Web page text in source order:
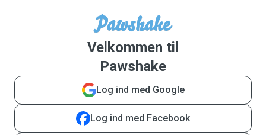
Velkommen til
Pawshake
Log ind med Google
Log ind med Facebook